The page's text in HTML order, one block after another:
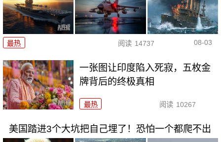
最热 阅读 14737 08-03
一张图让印度陷入死寂，五枚金
牌背后的终极真相
最热 阅读 10267
美国踏进3个大坑把自己埋了！恐怕一个都爬不出